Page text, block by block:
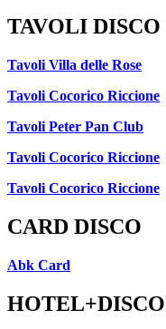
TAVOLI DISCO
Tavoli Villa delle Rose
Tavoli Cocorico Riccione
Tavoli Peter Pan Club
Tavoli Cocorico Riccione
Tavoli Cocorico Riccione
CARD DISCO
Abk Card
HOTEL+DISCO